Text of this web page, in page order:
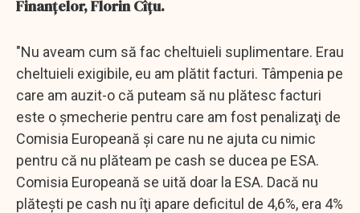
Finanţelor, Florin Cîţu.
"Nu aveam cum să fac cheltuieli suplimentare. Erau
cheltuieli exigibile, eu am plătit facturi. Tâmpenia pe
care am auzit-o că puteam să nu plătesc facturi
este o şmecherie pentru care am fost penalizaţi de
Comisia Europeană şi care nu ne ajuta cu nimic
pentru că nu plăteam pe cash se ducea pe ESA.
Comisia Europeană se uită doar la ESA. Dacă nu
plăteşti pe cash nu îţi apare deficitul de 4,6%, era 4%